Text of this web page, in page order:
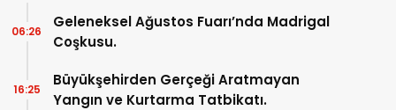
Geleneksel Ağustos Fuarı’nda Madrigal
Coşkusu.
06:26
Büyükşehirden Gerçeği Aratmayan
Yangın ve Kurtarma Tatbikatı.
16:25